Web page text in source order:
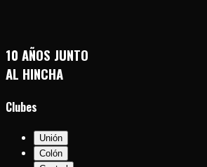
10 AÑOS JUNTO
AL HINCHA
Clubes
Unión
Colón